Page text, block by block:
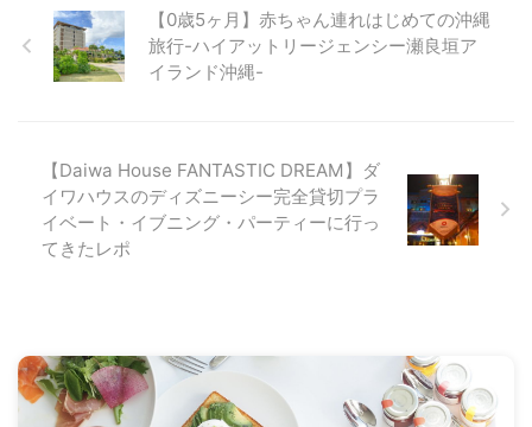
【0歳5ヶ月】赤ちゃん連れはじめての沖縄
旅行-ハイアットリージェンシー瀬良垣ア
イランド沖縄-
【Daiwa House FANTASTIC DREAM】ダ
イワハウスのディズニーシー完全貸切プラ
イベート・イブニング・パーティーに行っ
てきたレポ